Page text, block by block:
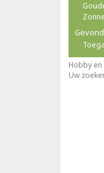
Hobby
Uw